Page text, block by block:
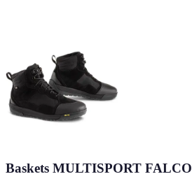
Baskets MULTISPORT FALCO